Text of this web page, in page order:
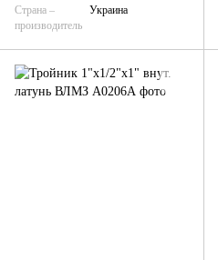
Страна –
производитель
Украина